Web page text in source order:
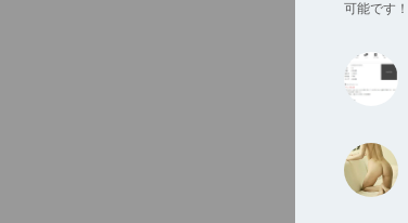
可能です！